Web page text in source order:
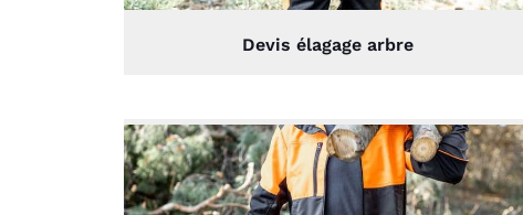
Devis élagage arbre